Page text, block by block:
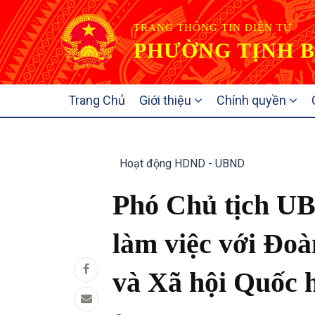
TRANG THÔNG TIN ĐIỆN TỬ
PHƯỜNG TỊNH
NAVIGATION
Trang Chủ Giới thiệu Chính quyền
Hoạt động HDND - UBND
Phó Chủ tịch
làm việc với
và Xã hội Quốc